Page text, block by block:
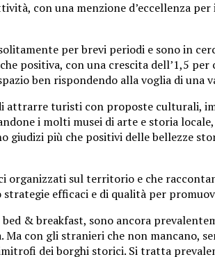
con una menzione d’eccellenza
per brevi periodi e sono in
positiva, con una crescita dell’1,5
ben rispondendo alla voglia di una
attrarre turisti con proposte culturali,
i molti musei di arte e storia
più che positivi delle bellezze
sul territorio e che
efficaci e di qualità per
& breakfast, sono ancora
con gli stranieri che non mancano,
dei borghi storici. Si tratta